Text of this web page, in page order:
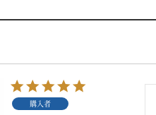
購入者